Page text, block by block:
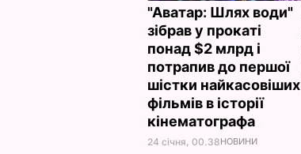
"Аватар: Шлях води"
зібрав у прокаті
понад $2 млрд і
потрапив до першої
шістки найкасовіших
фільмів в історії
кінематографа
24 січня, 00.38НОВИНИ